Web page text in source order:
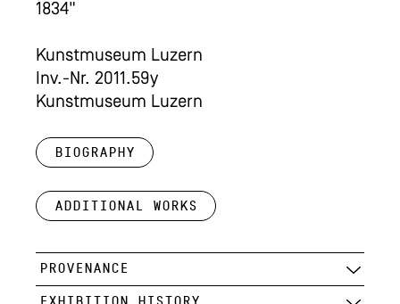
1834"
Kunstmuseum Luzern
Inv.-Nr. 2011.59y
Kunstmuseum Luzern
Biography
Additional works
PROVENANCE